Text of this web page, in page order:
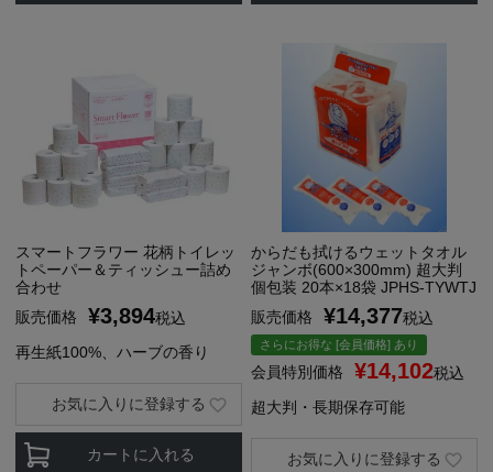
スマートフラワー 花柄トイレッ
トペーパー＆ティッシュー詰め
合わせ
販売価格
¥3,894税込
再生紙100%、ハーブの香り
カートに入れる
お気に入りに登録する
からだも拭けるウェットタオル
ジャンボ(600×300mm) 超大判
個包装 20本×18袋 JPHS-TYWTJ
販売価格
¥14,377税込
さらにお得な [会員価格] あり
会員特別価格 ¥14,102税込
超大判・長期保存可能
お気に入りに登録する